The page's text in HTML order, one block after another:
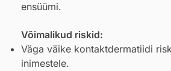
ensüümi.
Võimalikud riskid:
Väga väike kontaktdermatiidi
inimestele.